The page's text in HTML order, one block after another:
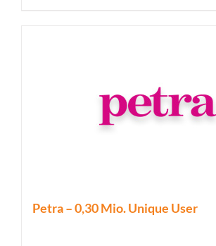
Petra – 0,30 Mio. Unique User